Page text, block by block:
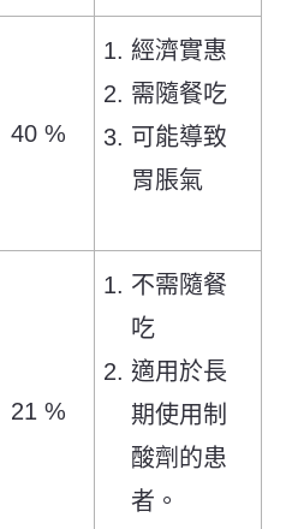
40 %
經濟實惠
需隨餐吃
可能導致
胃脹氣
21 %
不需隨餐
吃
適用於長
期使用制
酸劑的患
者。